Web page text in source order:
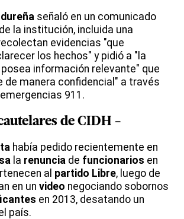
señaló en un comunicado
la institución, incluida una
evidencias "que
los hechos" y pidió a "la
información relevante" que
de manera confidencial" a través
911.
de CIDH -
había pedido recientemente en
la renuncia de funcionarios en
al partido Libre, luego de
en un video negociando sobornos
en 2013, desatando un
país.